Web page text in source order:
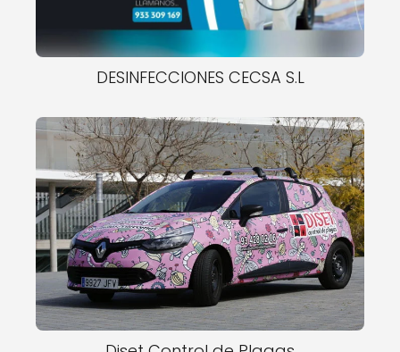
DESINFECCIONES CECSA S.L